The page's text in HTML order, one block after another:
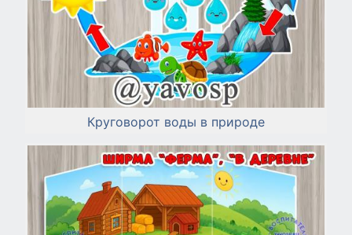
Круговорот воды в природе